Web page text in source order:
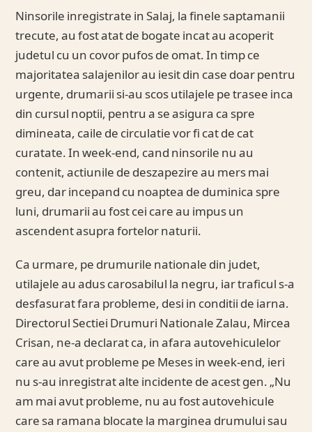
Ninsorile inregistrate in Salaj, la finele saptamanii
trecute, au fost atat de bogate incat au acoperit
judetul cu un covor pufos de omat. In timp ce
majoritatea salajenilor au iesit din case doar pentru
urgente, drumarii si-au scos utilajele pe trasee inca
din cursul noptii, pentru a se asigura ca spre
dimineata, caile de circulatie vor fi cat de cat
curatate. In week-end, cand ninsorile nu au
contenit, actiunile de deszapezire au mers mai
greu, dar incepand cu noaptea de duminica spre
luni, drumarii au fost cei care au impus un
ascendent asupra fortelor naturii.
Ca urmare, pe drumurile nationale din judet,
utilajele au adus carosabilul la negru, iar traficul s-a
desfasurat fara probleme, desi in conditii de iarna.
Directorul Sectiei Drumuri Nationale Zalau, Mircea
Crisan, ne-a declarat ca, in afara autovehiculelor
care au avut probleme pe Meses in week-end, ieri
nu s-au inregistrat alte incidente de acest gen. „Nu
am mai avut probleme, nu au fost autovehicule
care sa ramana blocate la marginea drumului sau